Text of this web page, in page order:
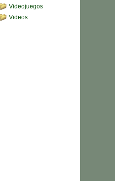
Videojuegos
Videos